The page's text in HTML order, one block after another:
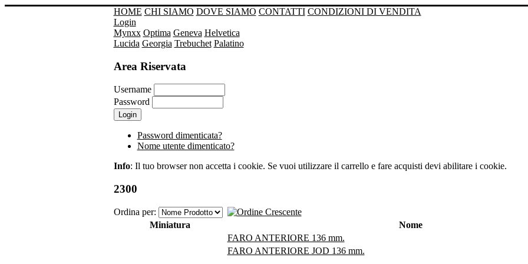
HOME CHI SIAMO DOVE SIAMO CONTATTI CONDIZIONI DI VENDITA
Login
Mynxx Optima Geneva Helvetica
Lucida Georgia Trebuchet Palatino
Area Riservata
Username
Password
Password dimenticata?
Nome utente dimenticato?
Info: Il tuo browser non accetta i cookie. Se vuoi utilizzare il carrello e fare acquisti devi abilitare i cookie.
2300
Ordina per:
Miniatura
Nome
FARO ANTERIORE 136 mm.
FARO ANTERIORE JOD 136 mm.